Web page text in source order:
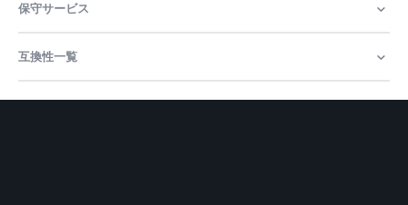
の
情
報
保守サービス
互換性一覧